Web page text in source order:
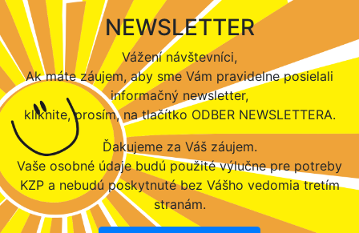
NEWSLETTER
Vážení návštevníci,
Ak máte záujem, aby sme Vám pravidelne posielali
informačný newsletter,
kliknite, prosím, na tlačítko ODBER NEWSLETTERA.
Ďakujeme za Váš záujem.
Vaše osobné údaje budú použité výlučne pre potreby
KZP a nebudú poskytnuté bez Vášho vedomia tretím
stranám.